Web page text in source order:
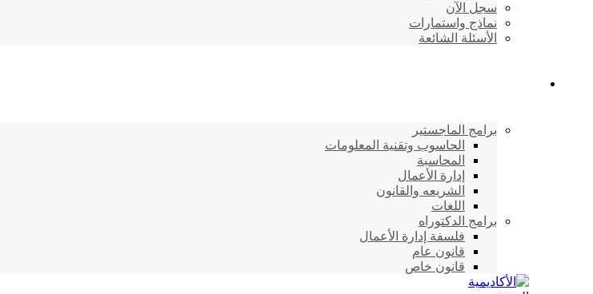
سجل الآن
نماذج واستمارات
الأسئلة الشائعة
برامج الماجستير
الحاسوب وتقنية المعلومات
المحاسبة
إدارة الأعمال
الشريعه والقانون
اللغات
برامج الدكتوراه
فلسفة إدارة الأعمال
قانون عام
قانون خاص